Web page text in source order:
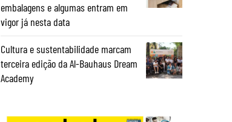
embalagens e algumas entram em
vigor já nesta data
Cultura e sustentabilidade marcam
terceira edição da Al-Bauhaus Dream
Academy